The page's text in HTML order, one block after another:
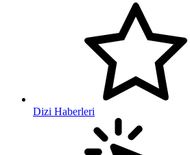
Dizi Haberleri